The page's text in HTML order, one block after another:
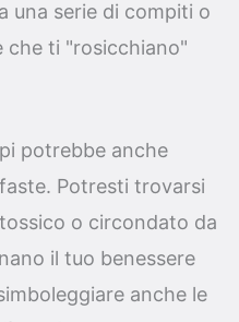
una serie di compiti o
che ti "rosicchiano"
potrebbe anche
Potresti trovarsi
o circondato da
il tuo benessere
anche le